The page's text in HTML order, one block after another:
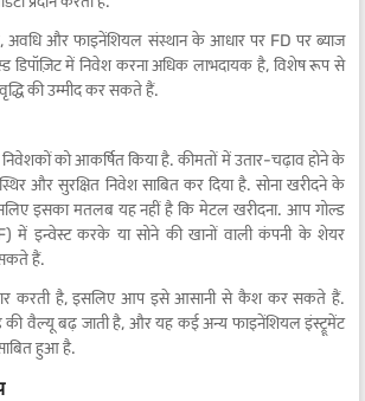
अवधि और फाइनेंशियल संस्थान के आधार पर FD पर ब्याज
डिपॉज़िट में निवेश करना अधिक लाभदायक है, विशेष रूप से
की उम्मीद कर सकते हैं.
निवेशकों को आकर्षित किया है. कीमतों में उतार-चढ़ाव होने के
और सुरक्षित निवेश साबित कर दिया है. सोना खरीदने के
इसका मतलब यह नहीं है कि मेटल खरीदना. आप गोल्ड
में इन्वेस्ट करके या सोने की खानों वाली कंपनी के शेयर
हैं.
करती है, इसलिए आप इसे आसानी से कैश कर सकते हैं.
की वैल्यू बढ़ जाती है, और यह कई अन्य फाइनेंशियल इंस्ट्रूमेंट
हुआ है.